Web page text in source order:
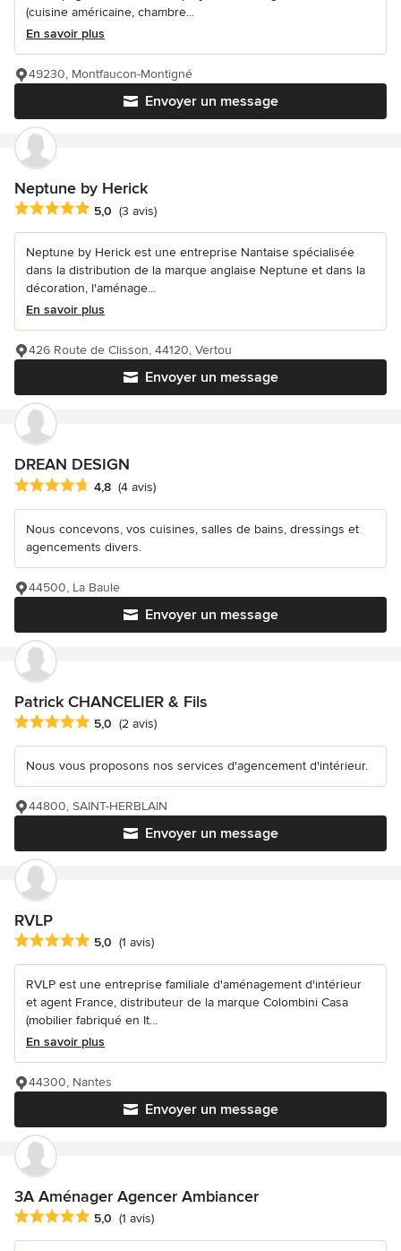
(cuisine américaine, chambre...
En savoir plus
Envoyer un message
49230, Montfaucon-Montigné
Neptune by Herick
Note moyenne : 5 étoiles sur 5
5,0 (3 avis)
Neptune by Herick est une entreprise Nantaise spécialisée
dans la distribution de la marque anglaise Neptune et dans la
décoration, l'aménage...
En savoir plus
Envoyer un message
426 Route de Clisson, 44120, Vertou
DREAN DESIGN
Note moyenne : 4.8 étoiles sur 5
4,8 (4 avis)
Nous concevons, vos cuisines, salles de bains, dressings et
agencements divers.
Envoyer un message
44500, La Baule
Patrick CHANCELIER & Fils
Note moyenne : 5 étoiles sur 5
5,0 (2 avis)
Nous vous proposons nos services d'agencement d'intérieur.
Envoyer un message
44800, SAINT-HERBLAIN
RVLP
Note moyenne : 5 étoiles sur 5
5,0 (1 avis)
RVLP est une entreprise familiale d'aménagement d'intérieur
et agent France, distributeur de la marque Colombini Casa
(mobilier fabriqué en It...
En savoir plus
Envoyer un message
44300, Nantes
3A Aménager Agencer Ambiancer
Note moyenne : 5 étoiles sur 5
5,0 (1 avis)